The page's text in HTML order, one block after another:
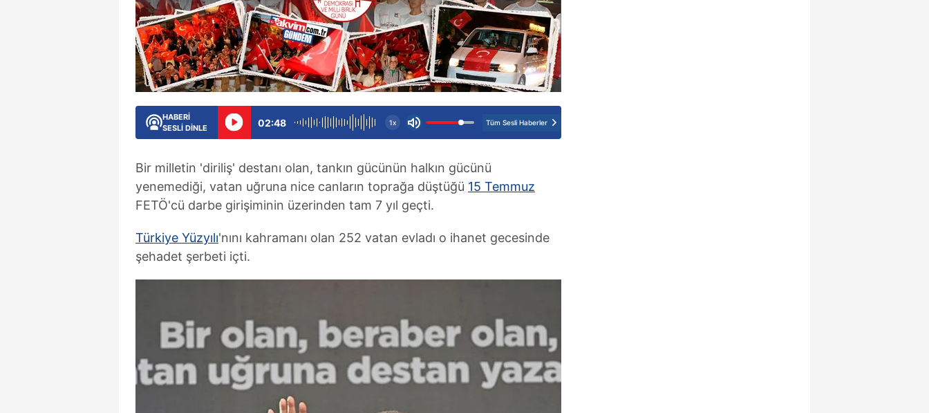
HABERİ
SESLİ DİNLE
02:48 1x Tüm Sesli Haberler
Bir milletin 'diriliş' destanı olan, tankın gücünün halkın gücünü
yenemediği, vatan uğruna nice canların toprağa düştüğü 15 Temmuz
FETÖ'cü darbe girişiminin üzerinden tam 7 yıl geçti.
Türkiye Yüzyılı'nını kahramanı olan 252 vatan evladı o ihanet gecesinde
şehadet şerbeti içti.